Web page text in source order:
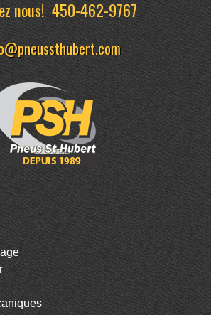
nous!450-462-9767